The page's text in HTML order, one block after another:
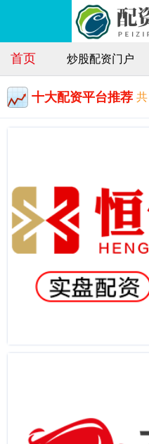
首页 炒股配资门户
十大配资平台推荐 共